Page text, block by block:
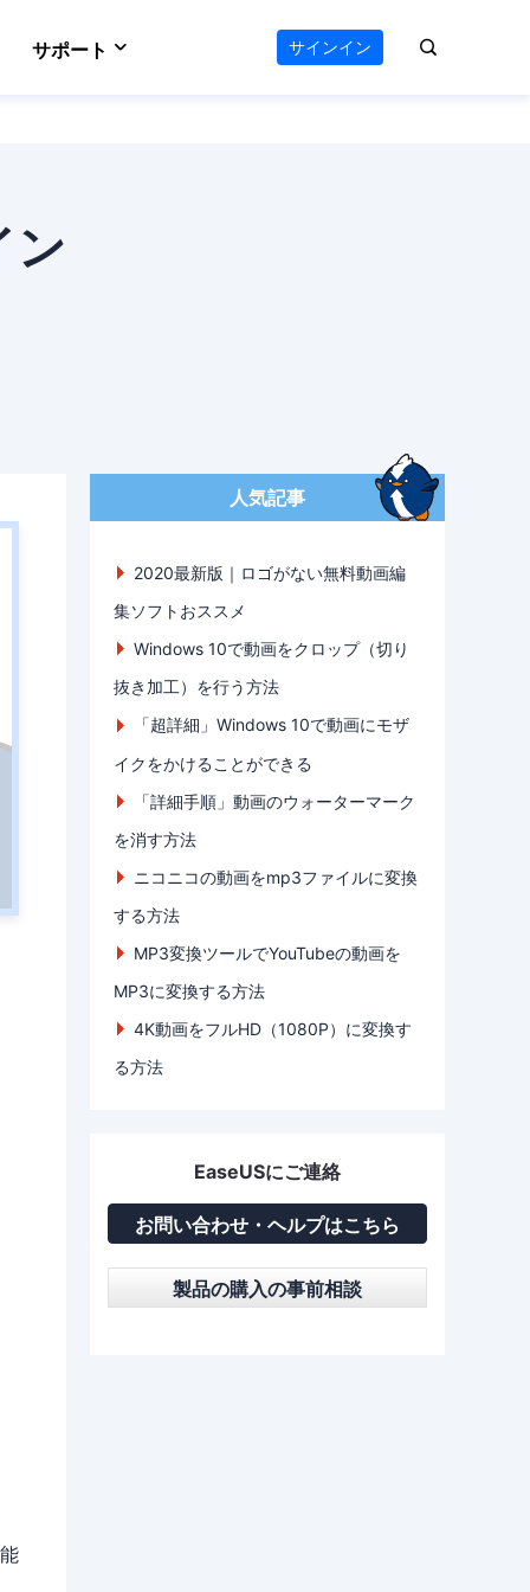
ンロード
サポート サインイン
ン
人気記事
2020最新版｜ロゴがない無料動画編
集ソフトおススメ
Windows 10で動画をクロップ（切り
抜き加工）を行う方法
「超詳細」Windows 10で動画にモザ
イクをかけることができる
「詳細手順」動画のウォーターマーク
を消す方法
ニコニコの動画をmp3ファイルに変換
する方法
MP3変換ツールでYouTubeの動画を
MP3に変換する方法
4K動画をフルHD（1080P）に変換す
る方法
EaseUSにご連絡
お問い合わせ・ヘルプはこちら
製品の購入の事前相談